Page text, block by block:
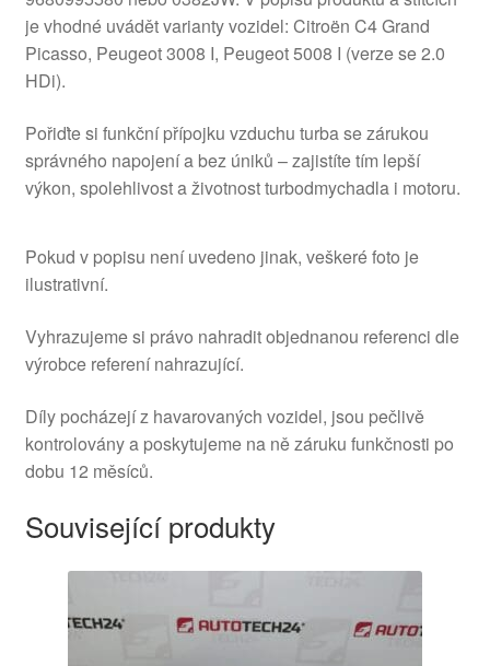
je vhodné uvádět varianty vozidel: Citroën C4 Grand
Picasso, Peugeot 3008 I, Peugeot 5008 I (verze se 2.0
HDi).
Pořiďte si funkční přípojku vzduchu turba se zárukou
správného napojení a bez úniků – zajistíte tím lepší
výkon, spolehlivost a životnost turbodmychadla i motoru.
Pokud v popisu není uvedeno jinak, veškeré foto je
ilustrativní.
Vyhrazujeme si právo nahradit objednanou referenci dle
výrobce referení nahrazující.
Díly pocházejí z havarovaných vozidel, jsou pečlivě
kontrolovány a poskytujeme na ně záruku funkčnosti po
dobu 12 měsíců.
Související produkty